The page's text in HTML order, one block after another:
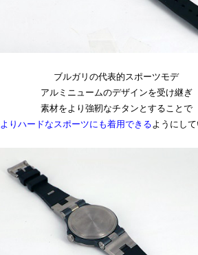
ブルガリの代表的スポーツモデ
アルミニュームのデザインを受け継ぎ
素材をより強靭なチタンとすることで
よりハードなスポーツにも着用できるようにし